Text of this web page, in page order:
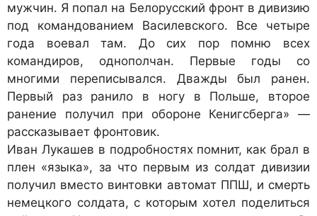
мужчин. Я попал на Белорусский фронт в дивизию
под командованием Василевского. Все четыре
года воевал там. До сих пор помню всех
командиров, однополчан. Первые годы со
многими переписывался. Дважды был ранен.
Первый раз ранило в ногу в Польше, второе
ранение получил при обороне Кенигсберга» —
рассказывает фронтовик.
Иван Лукашев в подробностях помнит, как брал в
плен «языка», за что первым из солдат дивизии
получил вместо винтовки автомат ППШ, и смерть
немецкого солдата, с которым хотел поделиться